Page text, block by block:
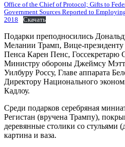
Office of the Chief of Protocol; Gifts to
Government Sources Reported to
2018
Скачать
Подарки преподносились
Мелании Трамп, Вице-
Пенса Карен Пенс,
Министру обороны Джеймсу
Уилбуру Россу, Главе аппарата
Директору Национального
Кадлоу.
Среди подарков серебряная
Регистан (вручена Трампу),
деревянные столики со стульями
картина и ваза.